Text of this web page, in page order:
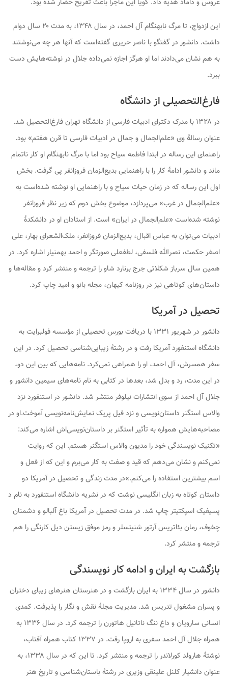
عروس و داماد هدیه داد. گویا این ماجرا باعث تفریح حضار شده بود.
این ازدواج، تا مرگ نابهنگام آل احمد، در سال ۱۳۴۸، به مدت ۲۰ سال دوام
داشت. دانشور در گفتگو با ناصر حریری گفته‌است که آنها هر چه می‌نوشتند
به هم نشان می‌دادند اما او هرگز اجازه نمی‌داده جلال در نوشته‌هایش دست
ببرد.
فارغ‌التحصیلی از دانشگاه
در ۱۳۲۸ با مدرک دکترای ادبیات فارسی از دانشگاه تهران فارغ‌التحصیل شد.
عنوان رسالهٔ وی «علم‌الجمال و جمال در ادبیات فارسی تا قرن هفتم» بود.
راهنمای این رساله در ابتدا فاطمه سیاح بود اما با مرگ نابهنگام او کار ناتمام
ماند و دانشور ادامهٔ کار را با راهنمایی بدیع‌الزمان فروزانفر پی گرفت. بخش
اول این رساله که در زمان حیات سیاح و با راهنمایی او نوشته شده‌است به
«علم‌الجمال در غرب» می‌پردازد، موضوع بخش دوم که زیر نظر فروزانفر
نوشته شده‌است «علم‌الجمال در ایران» است. از استادان او در دانشکدهٔ
ادبیات می‌توان به عباس اقبال، بدیع‌الزمان فروزانفر، ملک‌الشعرای بهار، علی
اصغر حکمت، نصرالله فلسفی، لطفعلی صورتگر و احمد بهمنیار اشاره کرد. در
همین سال سرباز شکلاتیجرج برنارد شاو را ترجمه و منتشر کرد و مقاله‌ها و
داستان‌های کوتاهی نیز درروزنامه کیهان، مجله بانووامیدچاپ کرد.
تحصیل در آمریکا
دانشور در شهریور ۱۳۳۱ با دریافت بورس تحصیلی از مؤسسه فولبرایت به
دانشگاه استنفورد آمریکا رفت و در رشتهٔ زیبایی‌شناسی تحصیل کرد. در این
سفر همسرش، آل احمد، او را همراهی نمی‌کرد. نامه‌هایی که بین این دو،
در این مدت، رد و بدل شد، بعدها در کتابی به نامنامه‌های سیمین دانشور و
جلال آل احمداز سوی انتشارات نیلوفر منتشر شد. دانشور در استنفورد نزد
والاس استگنر داستان‌نویسی و نزد فیل پریک نمایش‌نامه‌نویسی آموخت.او در
مصاحبه‌هایش همواره به تأثیر استگنر بر داستان‌نویسی‌اش اشاره می‌کند:
«تکنیک نویسندگی خود را مدیون والاس استگنر هستم. این که روایت
نمی‌کنم و نشان می‌دهم که قید و صفت به کار می‌برم و این که از فعل و
اسم بیشترین استفاده را می‌کنم.»در مدت زندگی و تحصیل در آمریکا دو
داستان کوتاه به زبان انگلیسی نوشت که در نشریه دانشگاه استنفورد به نام د
پسیفیک اسپکتیترچاپ شد. در مدت تحصیل در آمریکا باغ آلبالوو دشمنان
چخوف، رمانبئاتریسآرتور شنیتسلر ورمز موفق زیستن دیل کارنگی را هم
ترجمه و منتشر کرد.
بازگشت به ایران و ادامه کار نویسندگی
دانشور در سال ۱۳۳۴ به ایران بازگشت و در هنرستان هنرهای زیبای دختران
و پسران مشغول تدریس شد. مدیریت مجلهٔنقش و نگاررا پذیرفت. کمدی
انسانی سارویان و داغ ننگ
ناتانیل هاتورن را ترجمه کرد. در سال ۱۳۳۶ به
همراه جلال آل احمد سفری به اروپا رفت. در ۱۳۳۷ کتاب
همراه آفتاب،
نوشتهٔ هارولد کورلاندر را ترجمه و منتشر کرد. تا این که در سال ۱۳۳۸، به
عنوان دانشیار کلنل علینقی وزیری در رشتهٔ باستان‌شناسی و تاریخ هنر